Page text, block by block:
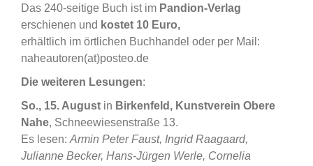
Das 240-seitige Buch ist im Pandion-Verlag
erschienen und kostet 10 Euro,
erhältlich im örtlichen Buchhandel oder per Mail:
naheautoren(at)posteo.de
Die weiteren Lesungen:
So., 15. August in Birkenfeld, Kunstverein Obere
Nahe, Schneewiesenstraße 13.
Es lesen: Armin Peter Faust, Ingrid Raagaard,
Julianne Becker, Hans-Jürgen Werle, Cornelia